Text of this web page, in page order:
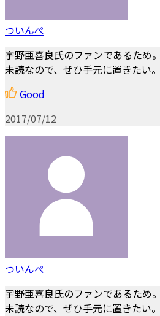
ついんぺ
宇野亜喜良氏のファンであるため。
未読なので、ぜひ手元に置きたい。
Good
2017/07/12
ついんぺ
宇野亜喜良氏のファンであるため。
未読なので、ぜひ手元に置きたい。